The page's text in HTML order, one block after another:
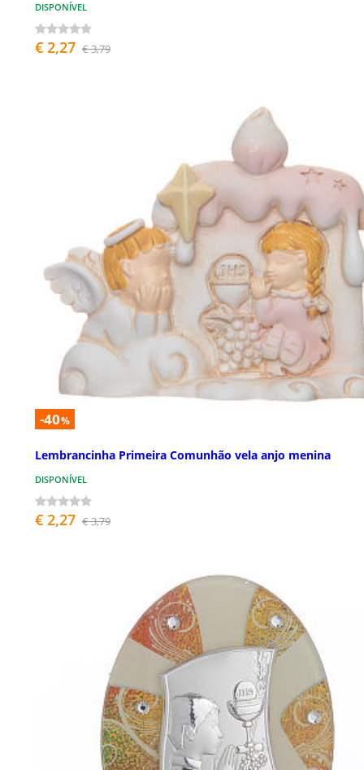
DISPONÍVEL
€ 2,27 € 3,79
-40%
Lembrancinha Primeira Comunhão vela anjo menina
DISPONÍVEL
€ 2,27 € 3,79